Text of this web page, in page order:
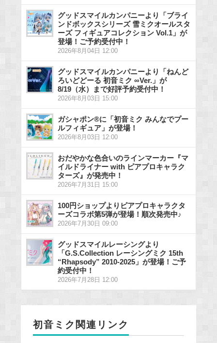
グッドスマイルカンパニーより「ブライ
ンドボックスシリーズ 雪ミクオールスタ
ーズ フィギュアコレクション Vol.1」が
登場！ご予約受付中！
2026年8月04日 12:00
グッドスマイルカンパニーより「ねんど
ろいどどーる 初音ミク ∞Ver.」が
8/19（水）まで好評予約受付中！
2026年8月03日 15:00
ガシャポン®に「初音ミク みんなでプー
ルフィギュア」が登場！
2026年8月03日 12:00
おだやかな色合いのラインマーカー『マ
イルドライナー with ピアプロキャラク
ターズ』が発売中！
2026年7月31日 15:00
100円ショップよりピアプロキャラクタ
ーズコラボ第5弾が登場！順次発売中♪
2026年7月30日 09:00
グッドスマイルレーシングより
「G.S.Collection レーシングミク 15th
“Rhapsody” 2010-2025」が登場！ご予
約受付中！
2026年7月28日 12:00
初音ミク関連リンク